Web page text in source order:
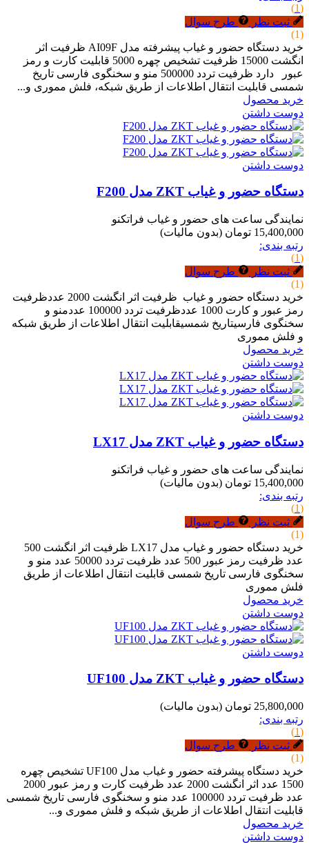
(1)
ثبت نظر
طرح سوال
(1)
خرید دستگاه حضور و غیاب پیشرفته مدل AI09F ظرفیت اثر
انگشت 15000 ظرفیت تشخیص چهره 5000 قابلیت کارت و رمز
عبور دارد ظرفیت تردد 500000 منو و سخنگوی فارسی تاریخ
شمسی قابلیت انتقال اطلاعات از طریق شبکه، فلش مموری و...
خرید محصول
دوست داشتن
دوست داشتن
دستگاه حضور و غیاب ZKT مدل F200
نمایندگی ساعت های حضور و غیاب فراتکنو
15,400,000 تومان
(بدون مالیات)
رتبه بندی:
(1)
ثبت نظر
طرح سوال
(1)
خرید دستگاه حضور و غیاب ظرفیت اثر انگشت 2000 عددظرفیت
رمز عبور و کارت 1000 عددظرفیت تردد 100000 عددمنو و
سخنگوی فارسیتاریخ شمسیقابلیت انتقال اطلاعات از طریق شبکه
و فلش مموری
خرید محصول
دوست داشتن
دوست داشتن
دستگاه حضور و غیاب ZKT مدل LX17
نمایندگی ساعت های حضور و غیاب فراتکنو
15,400,000 تومان
(بدون مالیات)
رتبه بندی:
(1)
ثبت نظر
طرح سوال
(1)
خرید دستگاه حضور و غیاب مدل LX17 ظرفیت اثر انگشت 500
عدد ظرفیت رمز عبور 500 عدد ظرفیت تردد 50000 عدد منو و
سخنگوی فارسی تاریخ شمسی قابلیت انتقال اطلاعات از طریق
فلش مموری
خرید محصول
دوست داشتن
دوست داشتن
دستگاه حضور و غیاب ZKT مدل UF100
25,800,000 تومان
(بدون مالیات)
رتبه بندی:
(1)
ثبت نظر
طرح سوال
(1)
خرید دستگاه پیشرفته حضور و غیاب مدل UF100 تشخیص چهره
1500 عدد اثر انگشت 2000 عدد ظرفیت کارت و رمز عبور 2000
عدد ظرفیت تردد 100000 عدد منو و سخنگوی فارسی تاریخ شمسی
قابلیت انتقال اطلاعات از طریق شبکه و فلش مموری و...
خرید محصول
دوست داشتن